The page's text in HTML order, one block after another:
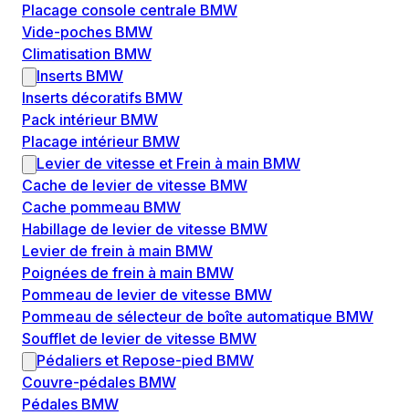
Placage console centrale BMW
Vide-poches BMW
Climatisation BMW
Inserts BMW
Inserts décoratifs BMW
Pack intérieur BMW
Placage intérieur BMW
Levier de vitesse et Frein à main BMW
Cache de levier de vitesse BMW
Cache pommeau BMW
Habillage de levier de vitesse BMW
Levier de frein à main BMW
Poignées de frein à main BMW
Pommeau de levier de vitesse BMW
Pommeau de sélecteur de boîte automatique BMW
Soufflet de levier de vitesse BMW
Pédaliers et Repose-pied BMW
Couvre-pédales BMW
Pédales BMW